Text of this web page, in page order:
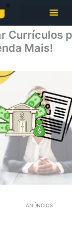
Currículos
Mais!
ANÚNCIOS